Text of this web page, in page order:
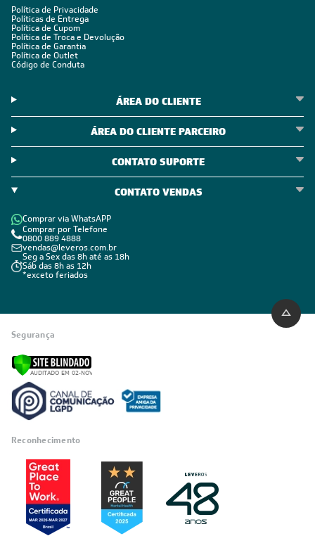
Política de Privacidade
Políticas de Entrega
Política de Cupom
Política de Troca e Devolução
Política de Garantia
Política de Outlet
Código de Conduta
ÁREA DO CLIENTE
ÁREA DO CLIENTE PARCEIRO
CONTATO SUPORTE
CONTATO VENDAS
Comprar via WhatsAPP
Comprar por Telefone
0800 889 4888
vendas@leveros.com.br
Seg a Sex das 8h até as 18h
Sáb das 8h as 12h
*exceto feriados
Segurança
Reconhecimento